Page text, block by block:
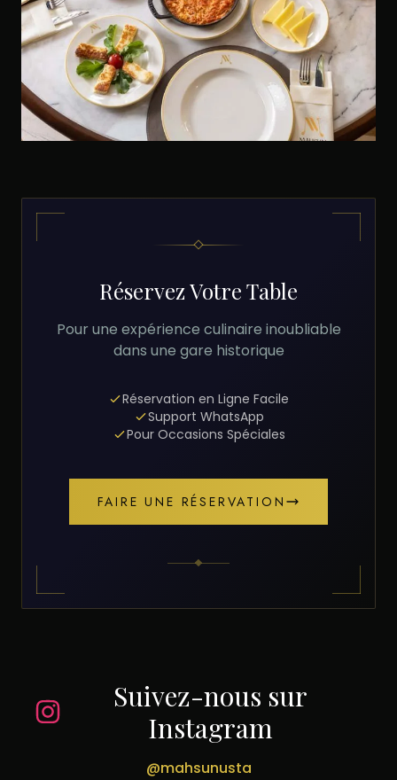
Réservez Votre Table
Pour une expérience culinaire inoubliable
dans une gare historique
Réservation en Ligne Facile
Support WhatsApp
Pour Occasions Spéciales
FAIRE UNE RÉSERVATION
Suivez-nous sur
Instagram
@mahsunusta